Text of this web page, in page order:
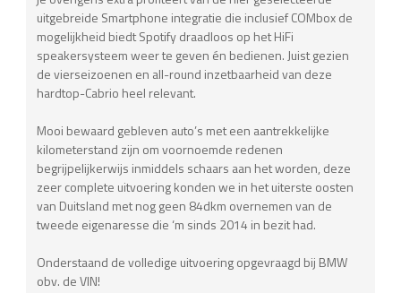
uitgebreide Smartphone integratie die inclusief COMbox de
mogelijkheid biedt Spotify draadloos op het HiFi
speakersysteem weer te geven én bedienen. Juist gezien
de vierseizoenen en all-round inzetbaarheid van deze
hardtop-Cabrio heel relevant.
Mooi bewaard gebleven auto’s met een aantrekkelijke
kilometerstand zijn om voornoemde redenen
begrijpelijkerwijs inmiddels schaars aan het worden, deze
zeer complete uitvoering konden we in het uiterste oosten
van Duitsland met nog geen 84dkm overnemen van de
tweede eigenaresse die ‘m sinds 2014 in bezit had.
Onderstaand de volledige uitvoering opgevraagd bij BMW
obv. de VIN!